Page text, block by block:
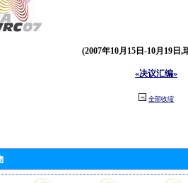
(2007年10月15日-10月19日,
«决议汇编»
全部收缩